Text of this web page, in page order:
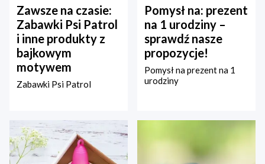
Zawsze na czasie:
Zabawki Psi Patrol
i inne produkty z
bajkowym
motywem
Zabawki Psi Patrol
Pomysł na: prezent
na 1 urodziny –
sprawdź nasze
propozycje!
Pomysł na prezent na 1
urodziny